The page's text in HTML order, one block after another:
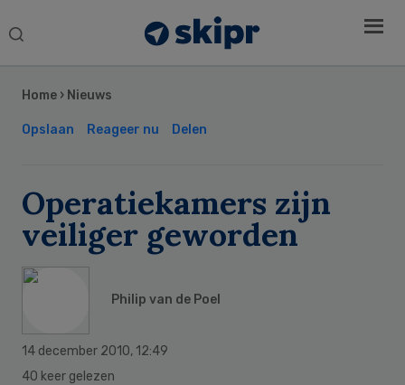
Search
Home › Nieuws
Opslaan Reageer nu Delen
Operatiekamers zijn
veiliger geworden
Philip van de Poel
14 december 2010, 12:49
40 keer gelezen
Sidebar